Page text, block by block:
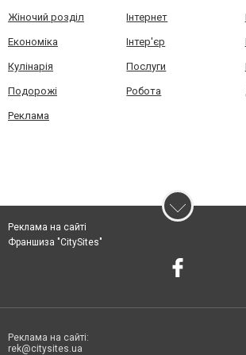
Жіночий розділ Інтернет
Економіка Інтер'єр
Кулінарія Послуги
Подорожі Робота
Реклама
Реклама на сайті
Франшиза "CitySites"
Реклама на сайті:
rek@citysites.ua